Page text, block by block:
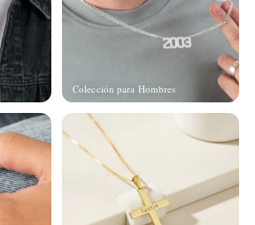
Colección para Hombres